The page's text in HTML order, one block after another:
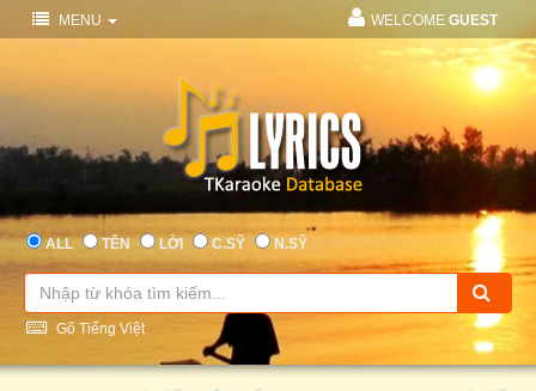
MENU WELCOME GUEST
ALL TÊN LỜI C.SỸ N.SỸ
Gõ Tiếng Việt